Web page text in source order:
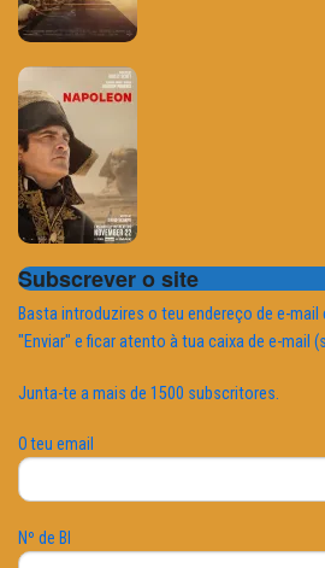
Subscrever o site
Basta introduzires o teu endereço de e-mail
"Enviar" e ficar atento à tua caixa de e-mail
Junta-te a mais de 1500 subscritores.
O teu email
Nº de BI